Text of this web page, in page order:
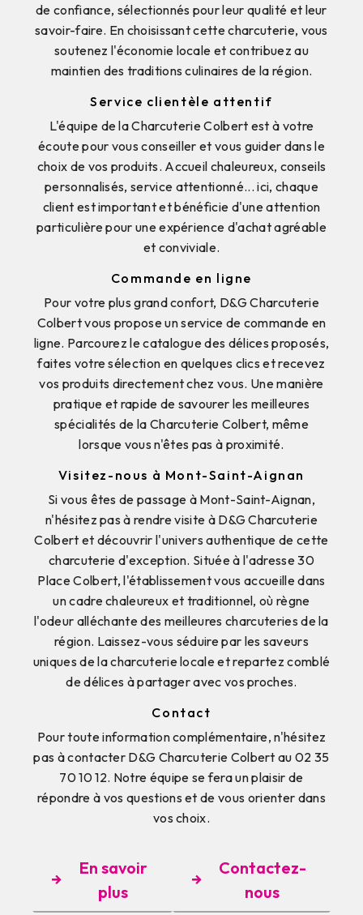
de confiance, sélectionnés pour leur qualité et leur
savoir-faire. En choisissant cette charcuterie, vous
soutenez l'économie locale et contribuez au
maintien des traditions culinaires de la région.
Service clientèle attentif
L'équipe de la Charcuterie Colbert est à votre
écoute pour vous conseiller et vous guider dans le
choix de vos produits. Accueil chaleureux, conseils
personnalisés, service attentionné... ici, chaque
client est important et bénéficie d'une attention
particulière pour une expérience d'achat agréable
et conviviale.
Commande en ligne
Pour votre plus grand confort, D&G Charcuterie
Colbert vous propose un service de commande en
ligne. Parcourez le catalogue des délices proposés,
faites votre sélection en quelques clics et recevez
vos produits directement chez vous. Une manière
pratique et rapide de savourer les meilleures
spécialités de la Charcuterie Colbert, même
lorsque vous n'êtes pas à proximité.
Visitez-nous à Mont-Saint-Aignan
Si vous êtes de passage à Mont-Saint-Aignan,
n'hésitez pas à rendre visite à D&G Charcuterie
Colbert et découvrir l'univers authentique de cette
charcuterie d'exception. Située à l'adresse 30
Place Colbert, l'établissement vous accueille dans
un cadre chaleureux et traditionnel, où règne
l'odeur alléchante des meilleures charcuteries de la
région. Laissez-vous séduire par les saveurs
uniques de la charcuterie locale et repartez comblé
de délices à partager avec vos proches.
Contact
Pour toute information complémentaire, n'hésitez
pas à contacter D&G Charcuterie Colbert au 02 35
70 10 12. Notre équipe se fera un plaisir de
répondre à vos questions et de vous orienter dans
vos choix.
En savoir
plus
Contactez-
nous